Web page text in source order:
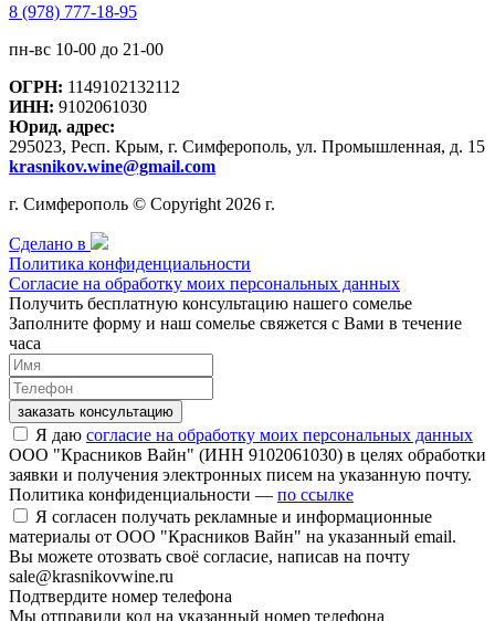
8 (978) 777-18-95
пн-вс 10-00 до 21-00
ОГРН: 1149102132112
ИНН: 9102061030
Юрид. адрес:
295023, Респ. Крым, г. Симферополь, ул. Промышленная, д. 15
krasnikov.wine@gmail.com
г. Симферополь © Copyright 2026 г.
Сделано в
Политика конфиденциальности
Согласие на обработку моих персональных данных
Получить бесплатную консультацию нашего сомелье
Заполните форму и наш сомелье свяжется с Вами в течение
часа
заказать консультацию
Я даю согласие на обработку моих персональных данных
ООО "Красников Вайн" (ИНН 9102061030) в целях обработки
заявки и получения электронных писем на указанную почту.
Политика конфиденциальности — по ссылке
Я согласен получать рекламные и информационные
материалы от ООО "Красников Вайн" на указанный email.
Вы можете отозвать своё согласие, написав на почту
sale@krasnikovwine.ru
Подтвердите номер телефона
Мы отправили код на указанный номер телефона